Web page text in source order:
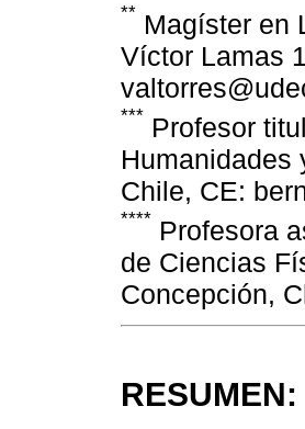
** Magíster en
Víctor Lamas
*** Profesor
Humanidades
Chile, CE:
**** Profesora
de Ciencias
Concepción,
RESUMEN: